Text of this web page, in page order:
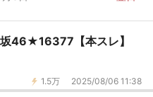
46★16377【本スレ】
1.5万 2025/08/06 11:38